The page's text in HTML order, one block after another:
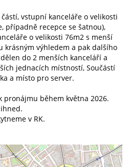
vstupní kanceláře o velikosti
případně recepce se šatnou),
o velikosti 76m2 s menší
krásným výhledem a pak dalšího
do 2 menších kanceláří a
jednacích místností, Součástí
a místo pro server.
pronájmu během května 2026.
v RK.